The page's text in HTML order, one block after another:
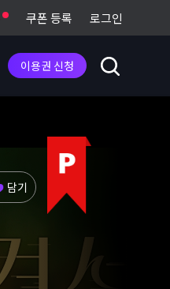
쿠폰 등록 로그인
이용권 신청
담기